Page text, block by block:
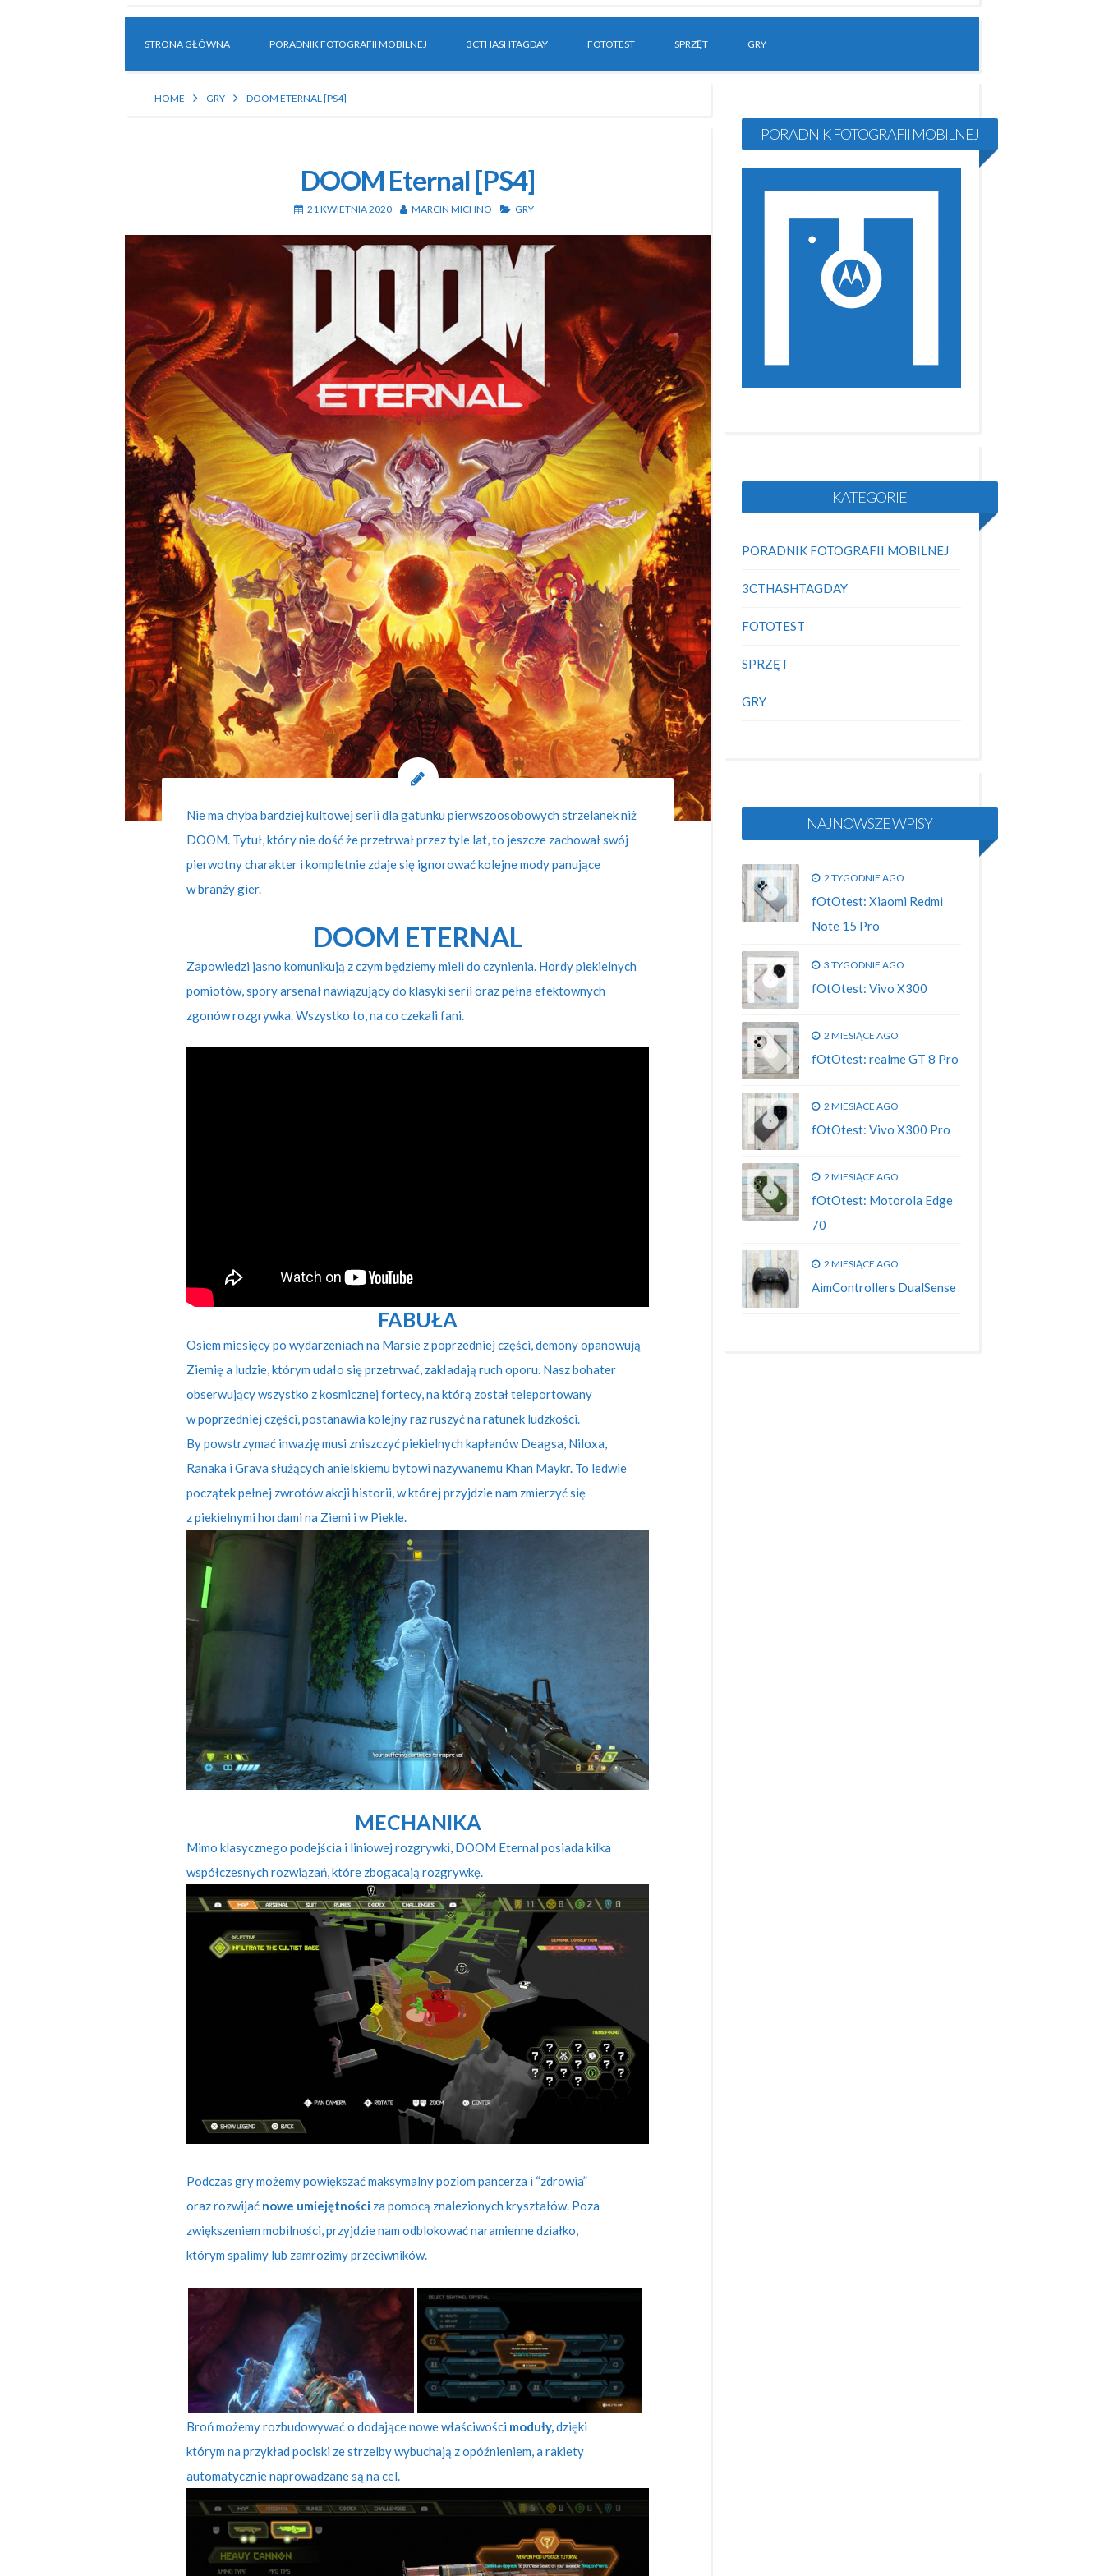
STRONA GŁÓWNA PORADNIK FOTOGRAFII MOBILNEJ 3CTHASHTAGDAY FOTOTEST SPRZĘT GRY
HOME GRY DOOM ETERNAL [PS4]
DOOM Eternal [PS4]
21 KWIETNIA 2020 MARCIN MICHNO GRY
Nie ma chyba bardziej kultowej serii dla gatunku pierwszoosobowych strzelanek niż
DOOM. Tytuł, który nie dość że przetrwał przez tyle lat, to jeszcze zachował swój
pierwotny charakter i kompletnie zdaje się ignorować kolejne mody panujące
w branży gier.
DOOM ETERNAL
Zapowiedzi jasno komunikują z czym będziemy mieli do czynienia. Hordy piekielnych
pomiotów, spory arsenał nawiązujący do klasyki serii oraz pełna efektownych
zgonów rozgrywka. Wszystko to, na co czekali fani.
FABUŁA
Osiem miesięcy po wydarzeniach na Marsie z poprzedniej części, demony opanowują
Ziemię a ludzie, którym udało się przetrwać, zakładają ruch oporu. Nasz bohater
obserwujący wszystko z kosmicznej fortecy, na którą został teleportowany
w poprzedniej części, postanawia kolejny raz ruszyć na ratunek ludzkości.
By powstrzymać inwazję musi zniszczyć piekielnych kapłanów Deagsa, Niloxa,
Ranaka i Grava służących anielskiemu bytowi nazywanemu Khan Maykr. To ledwie
początek pełnej zwrotów akcji historii, w której przyjdzie nam zmierzyć się
z piekielnymi hordami na Ziemi i w Piekle.
MECHANIKA
Mimo klasycznego podejścia i liniowej rozgrywki, DOOM Eternal posiada kilka
współczesnych rozwiązań, które zbogacają rozgrywkę.
Podczas gry możemy powiększać maksymalny poziom pancerza i “zdrowia”
oraz rozwijać nowe umiejętności za pomocą znalezionych kryształów. Poza
zwiększeniem mobilności, przyjdzie nam odblokować naramienne działko,
którym spalimy lub zamrozimy przeciwników.
Broń możemy rozbudowywać o dodające nowe właściwości moduły,dzięki
którym na przykład pociski ze strzelby wybuchają z opóźnieniem, a rakiety
automatycznie naprowadzane są na cel.
PORADNIK FOTOGRAFII MOBILNEJ
KATEGORIE
PORADNIK FOTOGRAFII MOBILNEJ
3CTHASHTAGDAY
FOTOTEST
SPRZĘT
GRY
NAJNOWSZE WPISY
2 TYGODNIE AGO
fOtOtest: Xiaomi Redmi
Note 15 Pro
3 TYGODNIE AGO
fOtOtest: Vivo X300
2 MIESIĄCE AGO
fOtOtest: realme GT 8 Pro
2 MIESIĄCE AGO
fOtOtest: Vivo X300 Pro
2 MIESIĄCE AGO
fOtOtest: Motorola Edge
70
2 MIESIĄCE AGO
AimControllers DualSense